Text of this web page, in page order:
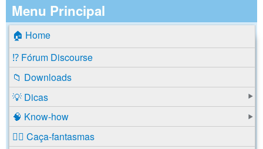
Menu Principal
🏠 Home
⁉️ Fórum Discourse
📁 Downloads
💡 Dicas
🧠 Know-how
🕵️‍♂️ Caça-fantasmas